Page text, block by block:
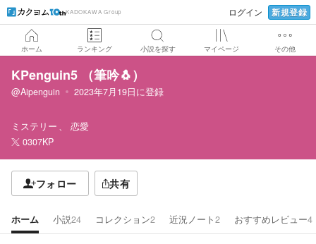
KADOKAWA Group ログイン 新規登録
ホーム ランキング 小説を探す マイページ その他
KPenguin5 （筆吟🐧）
@Aipenguin 2023年7月19日に登録
ミステリー
恋愛
0307KP
フォロー 共有
ホーム 小説24 コレクション2 近況ノート2 おすすめレビュー4